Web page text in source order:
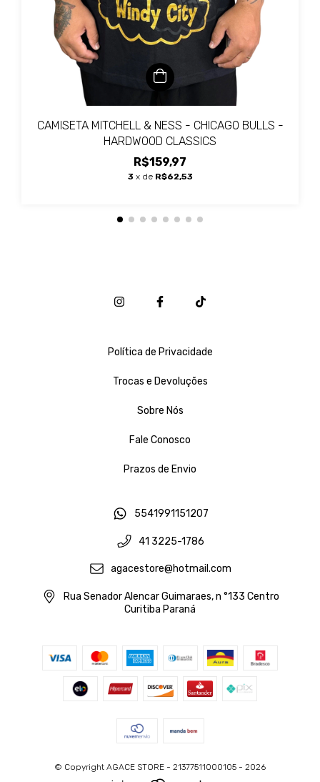
CAMISETA MITCHELL & NESS - CHICAGO BULLS -
HARDWOOD CLASSICS
R$159,97
3 x de R$62,53
Política de Privacidade
Trocas e Devoluções
Sobre Nós
Fale Conosco
Prazos de Envio
5541991151207
41 3225-1786
agacestore@hotmail.com
Rua Senador Alencar Guimaraes, n °133 Centro
Curitiba Paraná
© Copyright AGACE STORE - 21377511000105 - 2026